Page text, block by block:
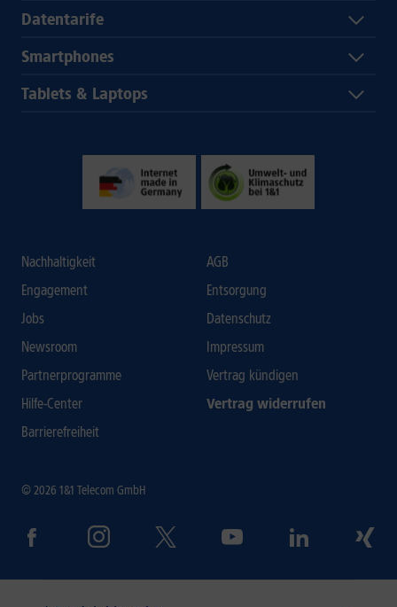
Datentarife
Smartphones
Tablets & Laptops
Nachhaltigkeit
Engagement
Jobs
Newsroom
Partnerprogramme
Hilfe-Center
Barrierefreiheit
AGB
Entsorgung
Datenschutz
Impressum
Vertrag kündigen
Vertrag widerrufen
© 2026 1&1 Telecom GmbH